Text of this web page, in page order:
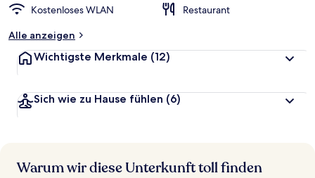
Kostenloses WLAN
Restaurant
Alle anzeigen
Wichtigste Merkmale (12)
Sich wie zu Hause fühlen (6)
Warum wir diese Unterkunft toll finden